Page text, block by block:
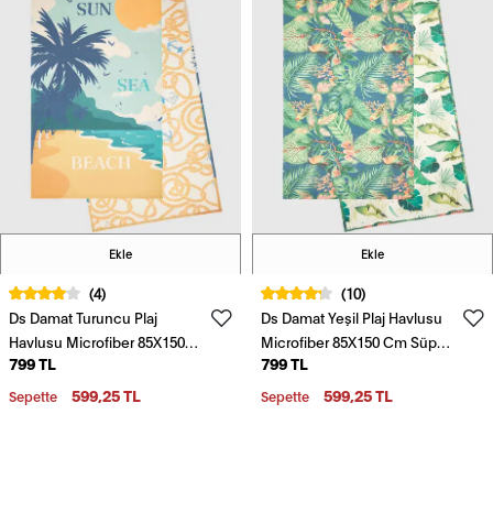
Ekle
(4)
Ds Damat Turuncu Plaj
Havlusu Microfiber 85X150
Cm Süper Emici Kum
Tutmayan Havlu
799 TL
Sepette 599,25 TL
Ekle
(10)
Ds Damat Yeşil Plaj Havlusu
Microfiber 85X150 Cm Süper
Emici Kum Tutmayan Havlu
799 TL
Sepette 599,25 TL